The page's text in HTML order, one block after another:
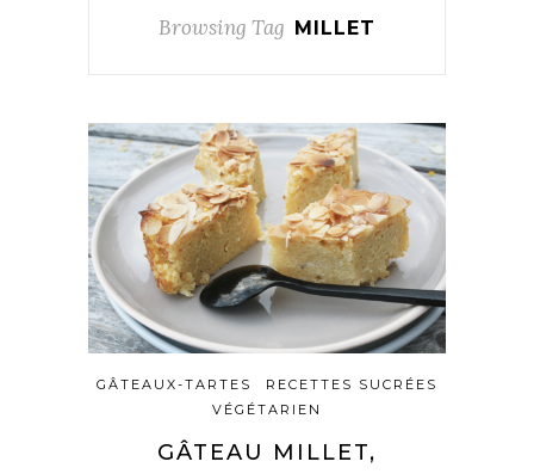
Browsing Tag MILLET
GÂTEAUX-TARTES
RECETTES SUCRÉES
VÉGÉTARIEN
GÂTEAU MILLET,